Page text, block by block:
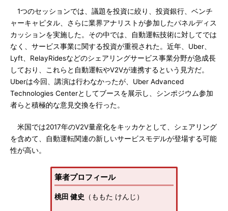
1つのセッションでは、議題を投資に絞り、投資銀行、ベンチ
ャーキャピタル、さらに業界アナリストが参加したパネルディス
カッションを実施した。その中では、自動運転技術に対してでは
なく、サービス事業に関する投資が重視された。近年、Uber、
Lyft、RelayRidesなどのシェアリングサービス事業分野が急成長
しており、これらと自動運転やV2Vが連携するという見方だ。
Uberは今回、講演は行わなかったが、Uber Advanced
Technologies Centerとしてブースを展示し、シンポジウム参加
者らと積極的な意見交換を行った。
米国では2017年のV2V量産化をキッカケとして、シェアリング
を含めて、自動運転関連の新しいサービスモデルが登場する可能
性が高い。
筆者プロフィール
桃田 健史 （ももた けんじ）